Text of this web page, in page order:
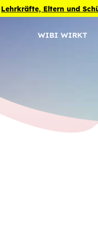
Lehrkräfte, Eltern und
WIBI WIRKT